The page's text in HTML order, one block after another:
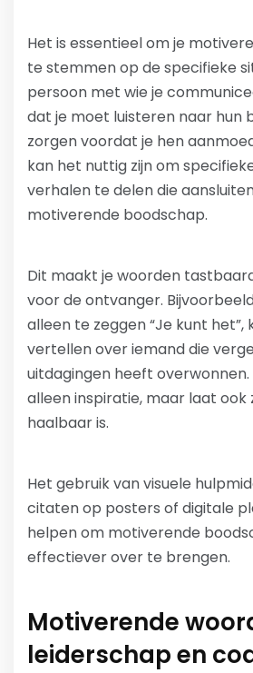
Het is essentieel om je
te stemmen op de specifieke
persoon met wie je
dat je moet luisteren naar hun
zorgen voordat je hen
kan het nuttig zijn om
verhalen te delen die
motiverende boodschap.
Dit maakt je woorden
voor de ontvanger.
alleen te zeggen “Je kunt het”,
vertellen over iemand die
uitdagingen heeft
alleen inspiratie, maar laat ook
haalbaar is.
Het gebruik van visuele
citaten op posters of digitale
helpen om motiverende
effectiever over te brengen.
Motiverende
leiderschap en